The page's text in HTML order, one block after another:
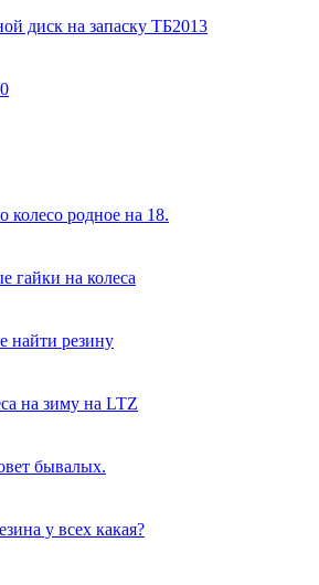
диск на запаску ТБ2013
колесо родное на 18.
гайки на колеса
найти резину
на зиму на LTZ
бывалых.
у всех какая?